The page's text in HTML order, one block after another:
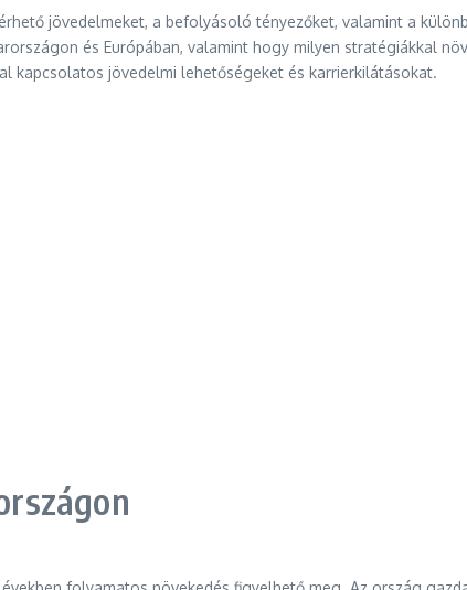
jövedelmeket, a befolyásoló tényezőket, valamint a
és Európában, valamint hogy milyen stratégiákkal
kapcsolatos jövedelmi lehetőségeket és karrierkilátásokat.